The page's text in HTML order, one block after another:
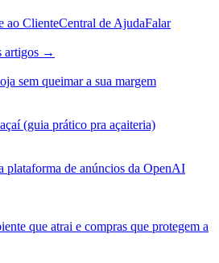
ao ClienteCentral de AjudaFalar
artigos →
sem queimar a sua margem
(guia prático pra açaiteria)
plataforma de anúncios da OpenAI
que atrai e compras que protegem a